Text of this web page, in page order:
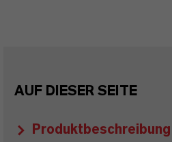
AUF DIESER SEITE
Produktbeschreibung